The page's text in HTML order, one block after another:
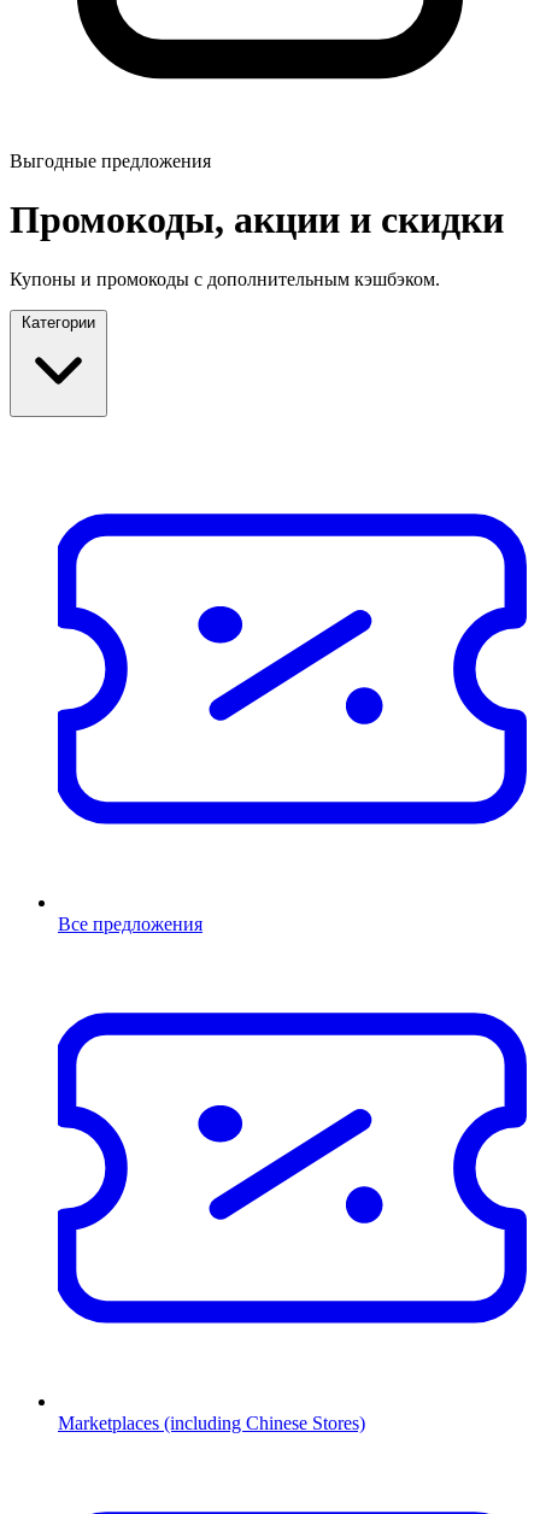
Выгодные предложения
Промокоды, акции и скидки
Купоны и промокоды с дополнительным кэшбэком.
Категории
Все предложения
Marketplaces (including Chinese Stores)